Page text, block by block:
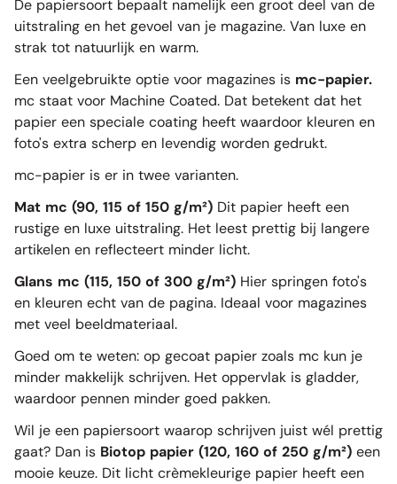
De papiersoort bepaalt namelijk een groot deel van de
uitstraling en het gevoel van je magazine. Van luxe en
strak tot natuurlijk en warm.
Een veelgebruikte optie voor magazines is mc-papier.
mc staat voor Machine Coated. Dat betekent dat het
papier een speciale coating heeft waardoor kleuren en
foto's extra scherp en levendig worden gedrukt.
mc-papier is er in twee varianten.
Mat mc (90, 115 of 150 g/m²) Dit papier heeft een
rustige en luxe uitstraling. Het leest prettig bij langere
artikelen en reflecteert minder licht.
Glans mc (115, 150 of 300 g/m²) Hier springen foto's
en kleuren echt van de pagina. Ideaal voor magazines
met veel beeldmateriaal.
Goed om te weten: op gecoat papier zoals mc kun je
minder makkelijk schrijven. Het oppervlak is gladder,
waardoor pennen minder goed pakken.
Wil je een papiersoort waarop schrijven juist wél prettig
gaat? Dan is Biotop papier (120, 160 of 250 g/m²) een
mooie keuze. Dit licht crèmekleurige papier heeft een